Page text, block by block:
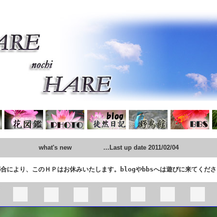
what's new …Last up date 2011/02/04
より、このＨＰはお休みいたします。blogやbbsへは遊びに来てくだ